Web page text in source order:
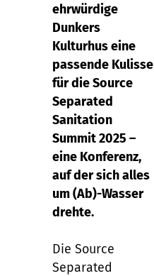
ehrwürdige
Dunkers
Kulturhus eine
passende Kulisse
für die Source
Separated
Sanitation
Summit 2025 –
eine Konferenz,
auf der sich alles
um (Ab)-Wasser
drehte.
Die Source
Separated